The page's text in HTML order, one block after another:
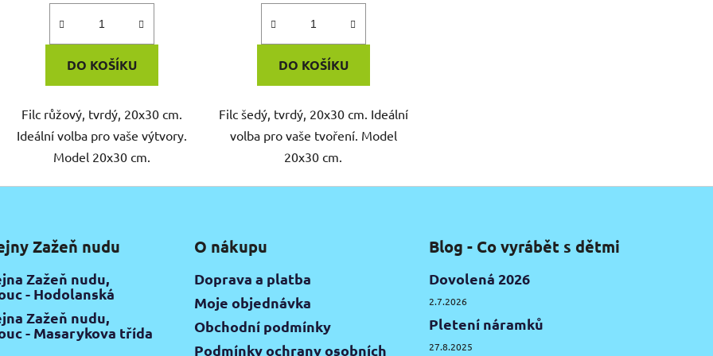
DO KOŠÍKU
Filc růžový, tvrdý, 20x30 cm.
Ideální volba pro vaše výtvory.
Model 20x30 cm.
DO KOŠÍKU
Filc šedý, tvrdý, 20x30 cm. Ideální
volba pro vaše tvoření. Model
20x30 cm.
Zažeň nudu
Zažeň nudu,
- Hodolanská
Zažeň nudu,
- Masarykova třída
O nákupu
Doprava a platba
Moje objednávka
Obchodní podmínky
Podmínky ochrany osobních
Blog - Co vyrábět s dětmi
Dovolená 2026
2.7.2026
Pletení náramků
27.8.2025